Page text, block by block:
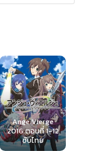
Death March
kara Hajimaru
Isekai
Kyousoukyoku
2018 ตอนที่ 1-12
ซับไทย